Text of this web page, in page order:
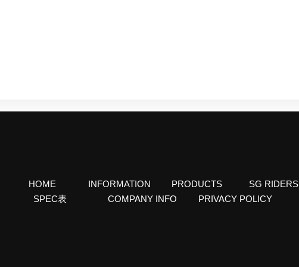
HOME INFORMATION PRODUCTS SG RIDERS
SPEC表
COMPANY INFO PRIVACY POLICY